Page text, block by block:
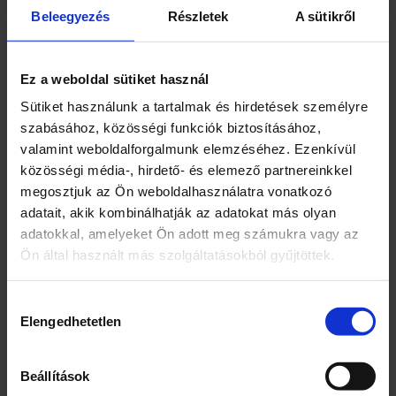
Beleegyezés Részletek A sütikről
Ez a weboldal sütiket használ
Sütiket használunk a tartalmak és hirdetések személyre
szabásához, közösségi funkciók biztosításához,
valamint weboldalforgalmunk elemzéséhez. Ezenkívül
közösségi média-, hirdető- és elemező partnereinkkel
megosztjuk az Ön weboldalhasználatra vonatkozó
adatait, akik kombinálhatják az adatokat más olyan
adatokkal, amelyeket Ön adott meg számukra vagy az
Ön által használt más szolgáltatásokból gyűjtöttek.
kiválasztása
Elengedhetetlen
Beállítások
s
jellemzői:vezetés minden irányba (előre-hátra-
1:14 méretaránybantávirányító antennával
csomagolásMéretek:autó méretei kb. 34 x 14 x
10 cmcsomagolás mérete kb. 38,5 x 12 x 10 cm
Kapcsolódó termékek